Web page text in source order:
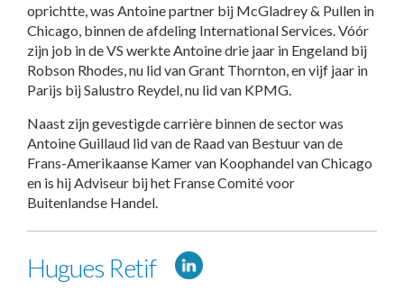
oprichtte, was Antoine partner bij McGladrey & Pullen in
Chicago, binnen de afdeling International Services. Vóór
zijn job in de VS werkte Antoine drie jaar in Engeland bij
Robson Rhodes, nu lid van Grant Thornton, en vijf jaar in
Parijs bij Salustro Reydel, nu lid van KPMG.
Naast zijn gevestigde carrière binnen de sector was
Antoine Guillaud lid van de Raad van Bestuur van de
Frans-Amerikaanse Kamer van Koophandel van Chicago
en is hij Adviseur bij het Franse Comité voor
Buitenlandse Handel.
Hugues Retif